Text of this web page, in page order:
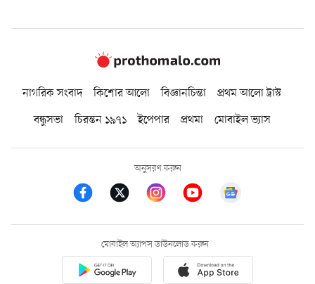
নাগরিক সংবাদ কিশোর আলো বিজ্ঞানচিন্তা
প্রথম আলো ট্রাস্ট
বন্ধুসভা
চিরন্তন ১৯৭১ ইপেপার প্রথমা মোবাইল ভ্যাস
অনুসরণ করুন
মোবাইল অ্যাপস ডাউনলোড করুন